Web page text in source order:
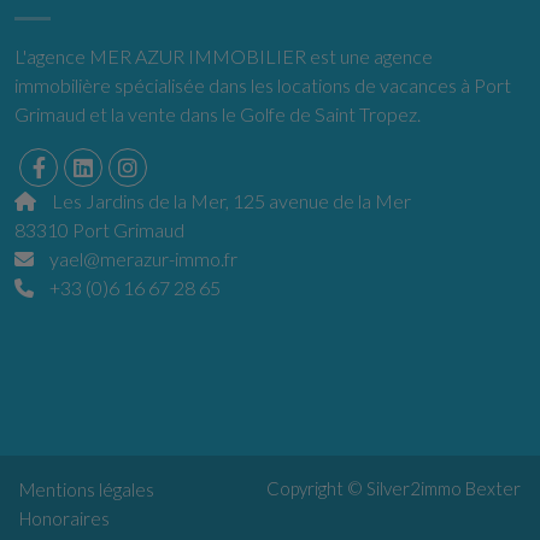
L'agence MER AZUR IMMOBILIER est une agence
immobilière spécialisée dans les locations de vacances à Port
Grimaud et la vente dans le Golfe de Saint Tropez.
Les Jardins de la Mer, 125 avenue de la Mer
83310 Port Grimaud
yael@merazur-immo.fr
+33 (0)6 16 67 28 65
Mentions légales
Honoraires
Copyright © Silver2immo Bexter